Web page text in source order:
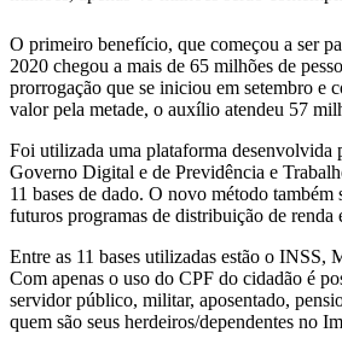
O primeiro benefício, que começou a ser
2020 chegou a mais de 65 milhões de
prorrogação que se iniciou em setembro e
valor pela metade, o auxílio atendeu 57
Foi utilizada uma plataforma desenvolvida
Governo Digital e de Previdência e
11 bases de dado. O novo método também
futuros programas de distribuição de renda
Entre as 11 bases utilizadas estão o INSS,
Com apenas o uso do CPF do cidadão é
servidor público, militar, aposentado,
quem são seus herdeiros/dependentes no